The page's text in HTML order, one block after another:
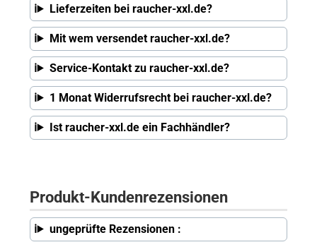
Lieferzeiten bei raucher-xxl.de?
Mit wem versendet raucher-xxl.de?
Service-Kontakt zu raucher-xxl.de?
1 Monat Widerrufsrecht bei raucher-xxl.de?
Ist raucher-xxl.de ein Fachhändler?
Produkt-Kundenrezensionen
ungeprüfte Rezensionen :